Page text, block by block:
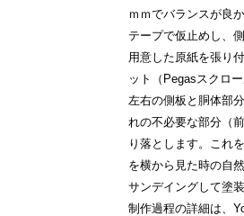
ｍｍでバランスが良
テープで仮止めし、
用意した原紙を張り
ット（Pegasスクロ
左右の側板と胴体部
れの不必要な部分（
り落とします。これ
を横から見た時の自
サンデイングして塗
制作過程の詳細は、